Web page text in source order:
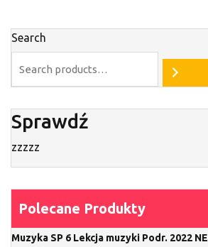
Search
Sprawdź
zzzzz
Polecane Produkty
Muzyka SP 6 Lekcja muzyki Podr. 2022 NE